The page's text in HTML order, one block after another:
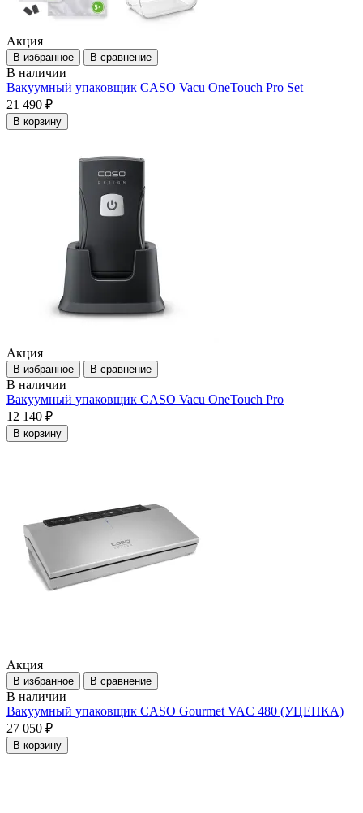
Акция
В избранное В сравнение
В наличии
Вакуумный упаковщик CASO Vacu OneTouch Pro Set
21 490 ₽
В корзину
Акция
В избранное В сравнение
В наличии
Вакуумный упаковщик CASO Vacu OneTouch Pro
12 140 ₽
В корзину
Акция
В избранное В сравнение
В наличии
Вакуумный упаковщик CASO Gourmet VAC 480 (УЦЕНКА)
27 050 ₽
В корзину